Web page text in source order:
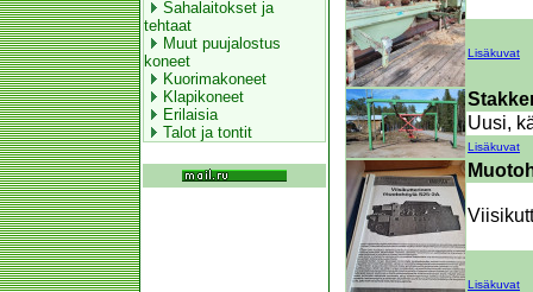
Sahalaitokset ja
tehtaat
Muut puujalostus
koneet
Kuorimakoneet
Klapikoneet
Erilaisia
Talot ja tontit
Lisäkuvat
Uusi,
Lisäkuvat
Lisäkuvat